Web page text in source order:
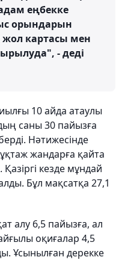
еңбекке
орындарын
жол картасы мен
- деді
10 айда атаулы
саны 30 пайызға
Нәтижесінде
жандарға қайта
кезде мұндай
Бұл мақсатқа 27,1
алу 6,5 пайызға, ал
оқиғалар 4,5
Ұсынылған дерекке